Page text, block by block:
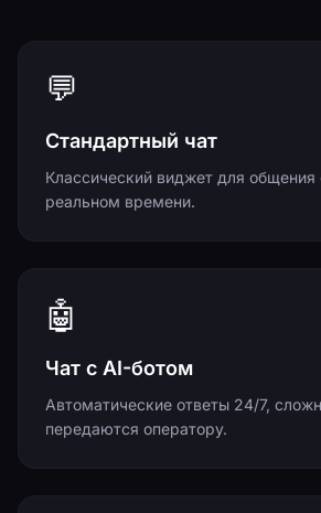
💬
Стандартный чат
Классический виджет для общения
реальном времени.
🤖
Чат с AI-ботом
Автоматические ответы 24/7,
передаются оператору.